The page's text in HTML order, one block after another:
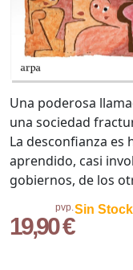
pvp.
19,90 €
Sin
Una poderosa
una sociedad
La desconfianza es
aprendido, casi
gobiernos, de los